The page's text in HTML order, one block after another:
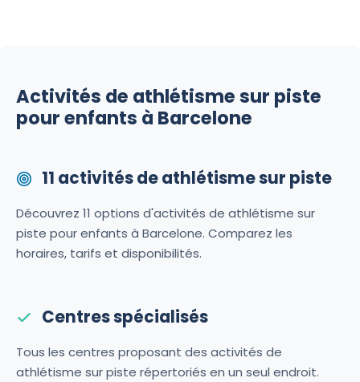
Activités de athlétisme sur piste
pour enfants à Barcelone
11 activités de athlétisme sur piste
Découvrez 11 options d'activités de athlétisme sur
piste pour enfants à Barcelone. Comparez les
horaires, tarifs et disponibilités.
Centres spécialisés
Tous les centres proposant des activités de
athlétisme sur piste répertoriés en un seul endroit.